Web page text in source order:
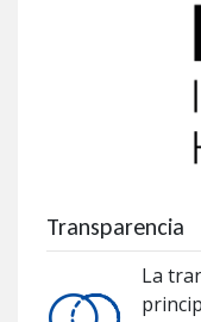
Transparencia
La